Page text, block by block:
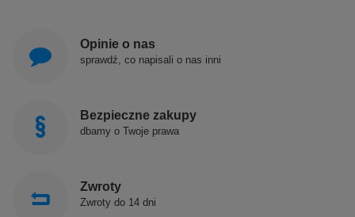
Opinie o nas
sprawdź, co napisali o nas inni
Bezpieczne zakupy
dbamy o Twoje prawa
Zwroty
Zwroty do 14 dni